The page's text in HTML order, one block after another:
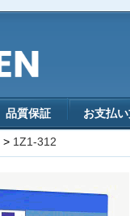
品質保証 お支払
> 1Z1-312